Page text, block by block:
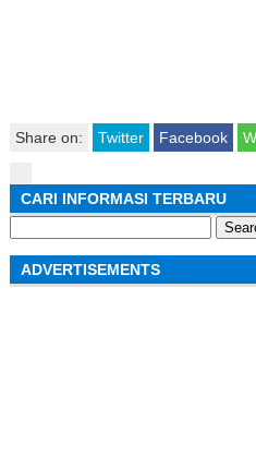
Share on: Twitter Facebook
CARI INFORMASI TERBARU
for:
ADVERTISEMENTS